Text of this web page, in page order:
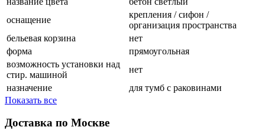
оснащение
крепления / сифон /
организация пространства
бельевая корзина
нет
форма
прямоугольная
возможность установки над
стир. машиной
нет
назначение
для тумб с раковинами
Показать все
Доставка по Москве